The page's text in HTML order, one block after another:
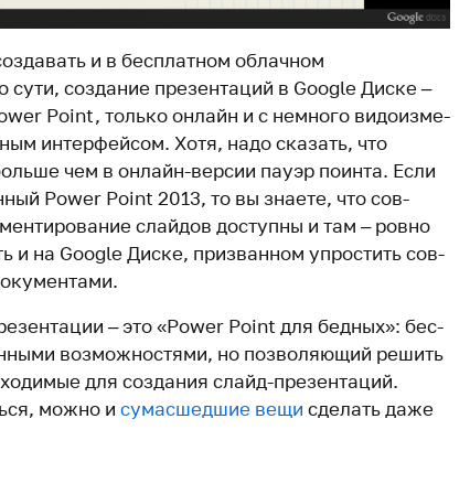
и в бес­платном облачном
сути, создание пре­зен­таций в Google Диске –
Point, только онлайн и с немного видо­из­ме­
интер­фейсом. Хотя, надо ска­зать, что
чем в онлайн-версии пауэр поинта. Если
Power Point 2013, то вы знаете, что сов­
слайдов доступны и там – ровно
и на Google Диске, при­званном упро­стить сов­
– это «Power Point для бедных»: бес­
воз­мож­но­стями, но поз­во­ля­ющий решить
для создания слайд-презентаций.
можно и сума­сшедшие вещи сде­лать даже